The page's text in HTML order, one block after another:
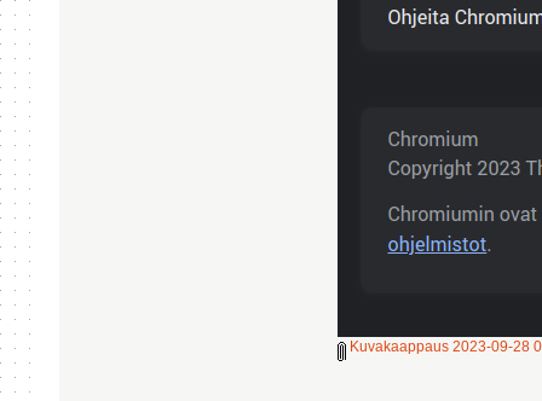
Kuvakaappaus 2023-09-28